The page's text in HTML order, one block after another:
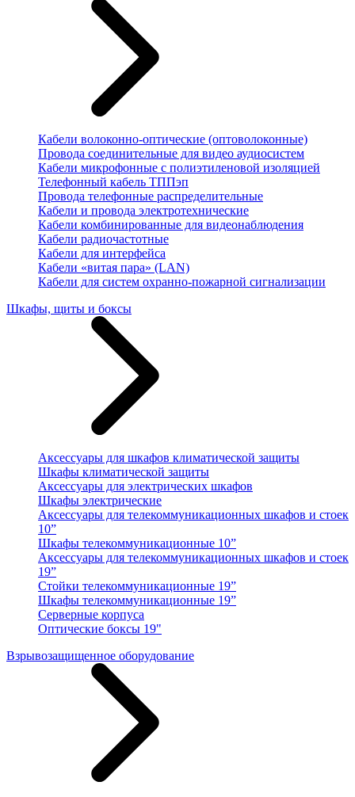
Кабели волоконно-оптические (оптоволоконные)
Провода соединительные для видео аудиосистем
Кабели микрофонные с полиэтиленовой изоляцией
Телефонный кабель ТППэп
Провода телефонные распределительные
Кабели и провода электротехнические
Кабели комбинированные для видеонаблюдения
Кабели радиочастотные
Кабели для интерфейса
Кабели «витая пара» (LAN)
Кабели для систем охранно-пожарной сигнализации
Шкафы, щиты и боксы
Аксессуары для шкафов климатической защиты
Шкафы климатической защиты
Аксессуары для электрических шкафов
Шкафы электрические
Аксессуары для телекоммуникационных шкафов и стоек
10”
Шкафы телекоммуникационные 10”
Аксессуары для телекоммуникационных шкафов и стоек
19”
Стойки телекоммуникационные 19”
Шкафы телекоммуникационные 19”
Серверные корпуса
Оптические боксы 19"
Взрывозащищенное оборудование